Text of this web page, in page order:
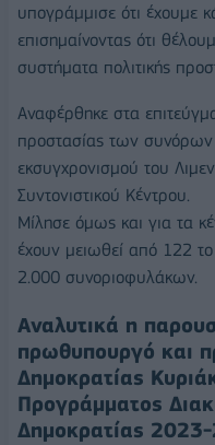
υπογράμμισε ότι έχουμε
επισημαίνοντας ότι
συστήματα πολιτικής
Αναφέρθηκε στα
προστασίας των συνόρων
εκσυγχρονισμού του
Συντονιστικού Κέντρου.
Μίλησε όμως και για τα
έχουν μειωθεί από 122
2.000 συνοριοφυλάκων.
Αναλυτικά η
πρωθυπουργό και
Δημοκρατίας
Προγράμματος
Δημοκρατίας